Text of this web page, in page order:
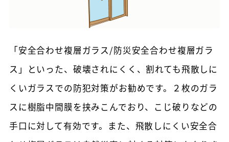
「安全合わせ複層ガラス/防災安全合わせ複層ガラ
ス」といった、破壊されにくく、割れても飛散しに
くいガラスでの防犯対策がお勧めです。２枚のガラ
スに樹脂中間膜を挟みこんでおり、こじ破りなどの
手口に対して有効です。また、飛散しにくい安全合